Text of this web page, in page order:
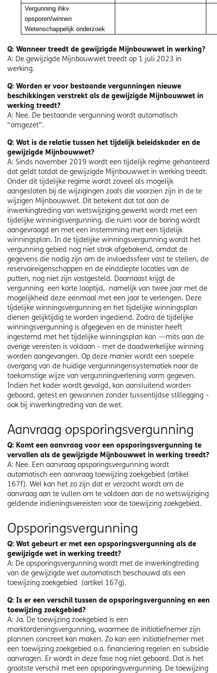
Vergunning ihkv
opsporen/winnen
Wetenschappelijk onderzoek
Q: Wanneer treedt de gewijzigde Mijnbouwwet in werking?
A: De gewijzigde Mijnbouwwet treedt op 1 juli 2023 in
werking.
Q: Worden er voor bestaande vergunningen nieuwe
beschikkingen verstrekt als de gewijzigde Mijnbouwwet in
werking treedt?
A: Nee. De bestaande vergunning wordt automatisch
“omgezet”.
Q: Wat is de relatie tussen het tijdelijk beleidskader en de
gewijzigde Mijnbouwwet?
A: Sinds november 2019 wordt een tijdelijk regime gehanteerd
dat geldt totdat de gewijzigde Mijnbouwwet in werking treedt.
Onder dit tijdelijke regime wordt zoveel als mogelijk
aangesloten bij de wijzigingen zoals die voorzien zijn in de te
wijzigen Mijnbouwwet. Dit betekent dat tot aan de
inwerkingtreding van wetswijziging gewerkt wordt met een
tijdelijke winningsvergunning, die ruim voor de boring wordt
aangevraagd en met een instemming met een tijdelijk
winningsplan. In de tijdelijke winningsvergunning wordt het
vergunning gebied nog niet strak afgebakend, omdat de
gegevens die nodig zijn om de invloedssfeer vast te stellen, de
reservoireigenschappen en de einddiepte locaties van de
putten, nog niet zijn vastgesteld. Daarnaast krijgt de
vergunning een korte looptijd, namelijk van twee jaar met de
mogelijkheid deze eenmaal met een jaar te verlengen. Deze
tijdelijke winningsvergunning en het tijdelijke winningsplan
dienen gelijktijdig te worden ingediend. Zodra de tijdelijke
winningsvergunning is afgegeven en de minister heeft
ingestemd met het tijdelijke winningsplan kan —mits aan de
overige vereisten is voldaan - met de daadwerkelijke winning
worden aangevangen. Op deze manier wordt een soepele
overgang van de huidige vergunningensystematiek naar de
toekomstige wijze van vergunningverlening vorm gegeven.
Indien het kader wordt gevolgd, kan aansluitend worden
geboord, getest en gewonnen zonder tussentijdse stillegging –
ook bij inwerkingtreding van de wet.
Aanvraag opsporingsvergunning
Q: Komt een aanvraag voor een opsporingsvergunning te
vervallen als de gewijzigde Mijnbouwwet in werking treedt?
A: Nee. Een aanvraag opsporingsvergunning wordt
automatisch een aanvraag toewijzing zoekgebied (artikel
167f). Wel kan het zo zijn dat er verzocht wordt om de
aanvraag aan te vullen om te voldoen aan de na wetswijziging
geldende indieningsvereisten voor de toewijzing zoekgebied.
Opsporingsvergunning
Q: Wat gebeurt er met een opsporingsvergunning als de
gewijzigde wet in werking treedt?
A: De opsporingsvergunning wordt met de inwerkingtreding
van de gewijzigde wet automatisch beschouwd als een
toewijzing zoekgebied (artikel 167g).
Q: Is er een verschil tussen de opsporingsvergunning en een
toewijzing zoekgebied?
A: Ja. De toewijzing zoekgebied is een
marktordeningsvergunning, waarmee de initiatiefnemer zijn
plannen concreet kan maken. Zo kan een initiatiefnemer met
een toewijzing zoekgebied o.a. financiering regelen en subsidie
aanvragen. Er wordt in deze fase nog niet geboord. Dat is het
grootste verschil met een opsporingsvergunning. De toewijzing